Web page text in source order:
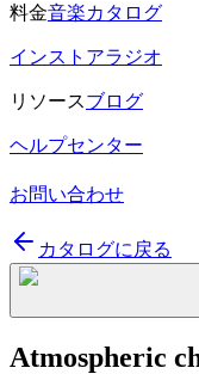
料金音楽カタログ
インストアラジオ
リソースブログ
ヘルプセンター
お問い合わせ
カタログに戻る
Atmospheric